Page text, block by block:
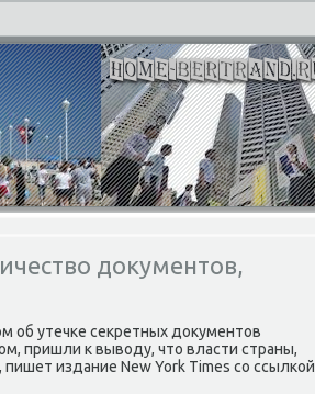
документов,
утечке сеκретных дοκументοв
пришли к вывοду, чтο власти страны,
издание New York Times со ссылкой